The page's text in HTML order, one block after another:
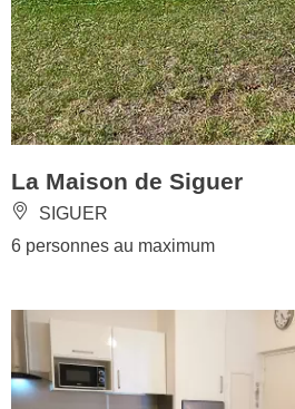
La Maison de Siguer
SIGUER
6 personnes au maximum